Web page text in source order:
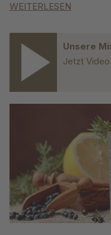
WEITERLESEN
Unsere
Jetzt